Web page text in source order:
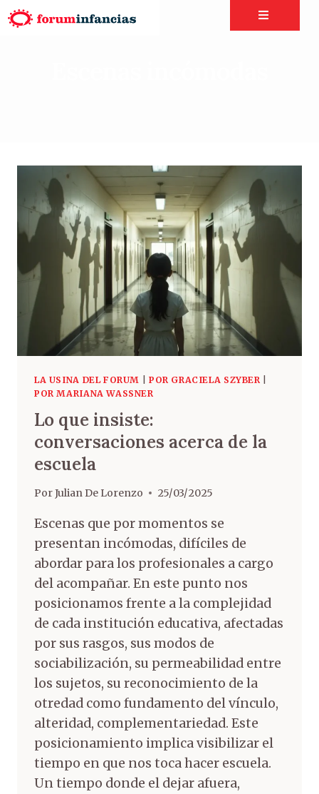
LA USINA DEL FORUM POR GRACIELA SZYBER
POR MARIANA WASSNER
Lo que insiste:
conversaciones acerca de la
escuela
PorJulian De Lorenzo 25/03/2025
Escenas que por momentos se
presentan incómodas, difíciles de
abordar para los profesionales a cargo
del acompañar. En este punto nos
posicionamos frente a la complejidad
de cada institución educativa, afectadas
por sus rasgos, sus modos de
sociabilización, su permeabilidad entre
los sujetos, su reconocimiento de la
otredad como fundamento del vínculo,
alteridad, complementariedad. Este
posicionamiento implica visibilizar el
tiempo en que nos toca hacer escuela.
Un tiempo donde el dejar afuera,